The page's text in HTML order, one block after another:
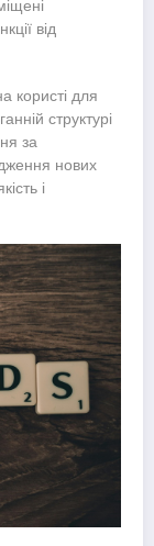
від
користі для
структурі
за
нових
і